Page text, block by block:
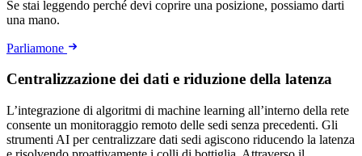
Se stai leggendo perché devi coprire una posizione, possiamo darti
una mano.
Parliamone
Centralizzazione dei dati e riduzione della latenza
L’integrazione di algoritmi di machine learning all’interno della rete
consente un monitoraggio remoto delle sedi senza precedenti. Gli
strumenti AI per centralizzare dati sedi agiscono riducendo la latenza